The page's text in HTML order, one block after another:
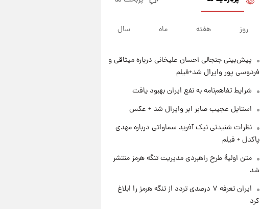
شارژ جدید کالابرگ برای سه
دهک؛ جزئیات اعلام شد
۱ روز پیش
سهند و ساینا با اقساط بلندمدت +
جدول۱ روز پیش
سیگنال‌های جدید برای بازار طلا؛
پیش‌بینی قیمت سکه و طلا فردا
فال حافظ پنجشنبه ۱۵ مرداد ماه
۱۴۰۵
روز هفته ماه سال
پیش‌بینی جنجالی احسان علیخانی درباره میثاقی و
فردوسی پور وایرال شد+فیلم
شرایط تفاهم‌نامه به نفع ایران بهبود یافت
استایل عجیب صابر ابر وایرال شد + عکس
نظرات شنیدنی نیک آفرید سماواتی درباره مهدی
پاکدل + فیلم
متن اولیۀ طرح راهبردی مدیریت تنگه هرمز منتشر
شد
ایران تعرفه ۷ درصدی تردد از تنگه هرمز را ابلاغ
کرد